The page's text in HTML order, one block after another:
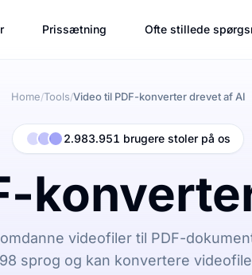
Prissætning Ofte stillede
Home/Tools/Video til PDF-konverter drevet af AI
2.983.951 brugere stoler på os
videofiler til PDF-
sprog og kan konvertere